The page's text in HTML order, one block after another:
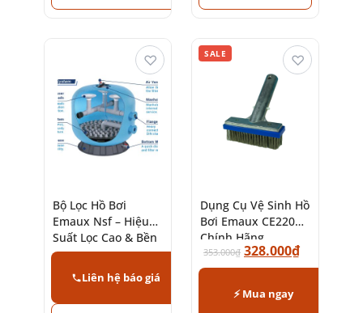
Bộ Lọc Hồ Bơi
Emaux Nsf – Hiệu
Suất Lọc Cao & Bền
Bỉ
Liên hệ báo giá
♡ SALE
Dụng Cụ Vệ Sinh Hồ
Bơi Emaux CE220
Chính Hãng
353.000₫ 328.000₫
⚡ Mua ngay
♡